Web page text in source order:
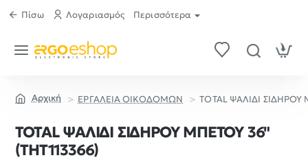
Πίσω Λογαριασμός Περισσότερα
ΕΡΓΑΛΕΙΑ ΟΙΚΟΔΟΜΩΝ TOTAL ΨΑΛΙΔΙ
TOTAL ΨΑΛΙΔΙ ΣΙΔΗΡΟΥ ΜΠΕΤΟΥ 36"
(THT113366)